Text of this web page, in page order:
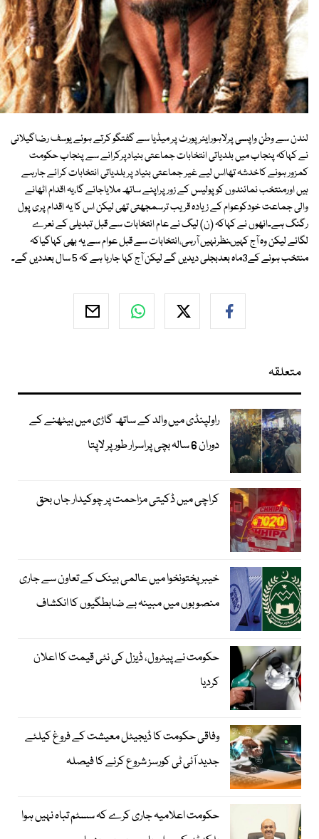
لندن سے وطن واپسی پرلاہورایئرپورٹ پر میڈیا سے گفتگو کرتے ہوئے یوسف رضاگیلانی
نے کہاکہ پنجاب میں بلدیاتی انتخابات جماعتی بنیادپرکرانے سے پنجاب حکومت
کمزور ہونے کاخدشہ تھااس لیے غیر جماعتی بنیاد پر بلدیاتی انتخابات کرائے جارہے
ہیں اورمنتخب نمائندوں کوپولیس کے زور پراپنے ساتھ ملایاجائے گا،یہ اقدام اٹھانے
والی جماعت خودکوعوام کے زیادہ قریب ترسمجھتی تھی لیکن اس کا یہ اقدام پری پول
رگنگ ہے۔انھوں نے کہاکہ (ن) لیگ نے عام انتخابات سے قبل تبدیلی کے نعرے
لگائے لیکن وہ آج کہیںنظرنہیں آرہی،انتخابات سے قبل عوام سے یہ بھی کہاگیاکہ
منتخب ہونے کے3ماہ بعدبجلی دیدیں گے لیکن آج کہا جارہا ہے کہ 5 سال بعددیں گے۔
متعلقہ
راولپنڈی میں والد کے ساتھ گاڑی میں بیٹھنے کے
دوران 6 سالہ بچی پراسرار طور پر لاپتا
کراچی میں ڈکیتی مزاحمت پر چوکیدار جاں بحق
خیبرپختونخوا میں عالمی بینک کے تعاون سے جاری
منصوبوں میں مبینہ بے ضابطگیوں کا انکشاف
حکومت نے پیٹرول، ڈیزل کی نئی قیمت کا اعلان
کردیا
وفاقی حکومت کا ڈیجیٹل معیشت کے فروغ کیلئے
جدید آئی ٹی کورسز شروع کرنے کا فیصلہ
حکومت اعلامیہ جاری کرے کہ سسٹم تباہ نہیں ہوا